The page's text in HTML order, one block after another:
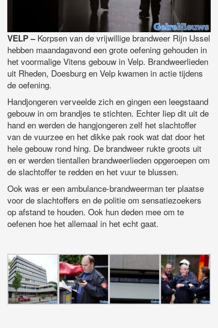
VELP –Korpsen van de vrijwillige brandweer Rijn IJssel
hebben maandagavond een grote oefening gehouden in
het voormalige Vitens gebouw in Velp. Brandweerlieden
uit Rheden, Doesburg en Velp kwamen in actie tijdens
de oefening.
Handjongeren verveelde zich en gingen een leegstaand
gebouw in om brandjes te stichten. Echter liep dit uit de
hand en werden de hangjongeren zelf het slachtoffer
van de vuurzee en het dikke pak rook wat dat door het
hele gebouw rond hing. De brandweer rukte groots uit
en er werden tientallen brandweerlieden opgeroepen om
de slachtoffer te redden en het vuur te blussen.
Ook was er een ambulance-brandweerman ter plaatse
voor de slachtoffers en de politie om sensatiezoekers
op afstand te houden. Ook hun deden mee om te
oefenen hoe het allemaal in het echt gaat.